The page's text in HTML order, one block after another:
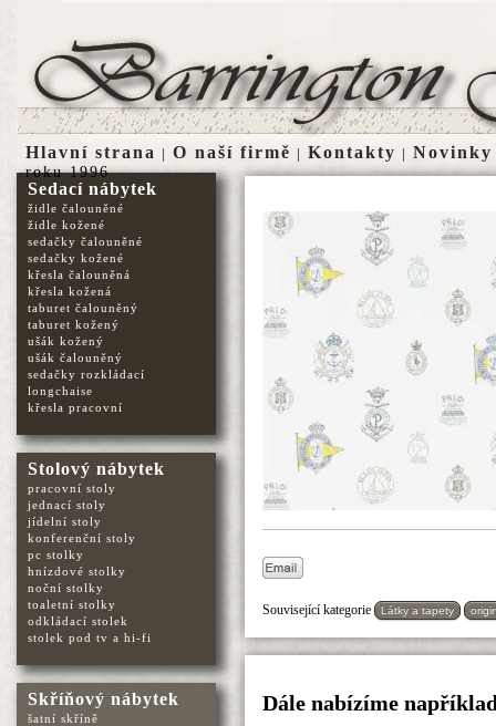
Související kategorie Látky a tapety
Dále nabízíme
Sedací nábytek
židle čalouněné
židle kožené
sedačky čalouněné
sedačky kožené
křesla čalouněná
křesla kožená
taburet čalouněný
taburet kožený
ušák kožený
ušák čalouněný
sedačky rozkládací
longchaise
křesla pracovní
Stolový nábytek
pracovní stoly
jednací stoly
jídelní stoly
konferenční stoly
pc stolky
hnízdové stolky
noční stolky
toaletní stolky
odkládací stolek
stolek pod tv a hi-fi
Skříňový nábytek
šatní skříně
Hlavní strana | O naší firmě | Kontakty | Novinky
roku 1996